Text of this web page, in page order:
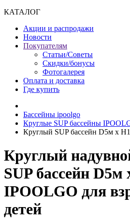
КАТАЛОГ
Акции и распродажи
Новости
Покупателям
Статьи/Советы
Скидки/бонусы
Фотогалерея
Оплата и доставка
Где купить
Бассейны ipoolgo
Круглые SUP бассейны
Круглый SUP бассейн D5м х
Круглый
SUP бассейн D5м
IPOOLGO для
детей